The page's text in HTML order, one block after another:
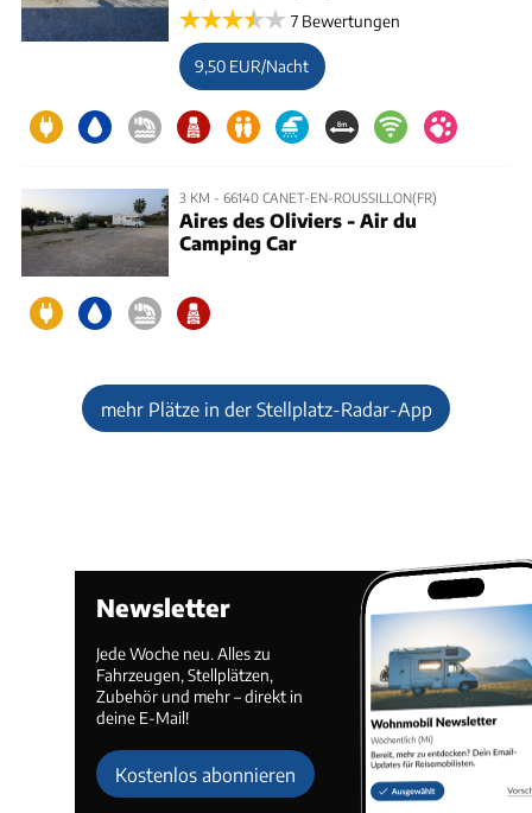
7 Bewertungen
9,50 EUR/Nacht
3 KM - 66140 CANET-EN-ROUSSILLON(FR)
Aires des Oliviers - Air du
Camping Car
mehr Plätze in der Stellplatz-Radar-App
Newsletter
Jede Woche neu. Alles zu
Fahrzeugen, Stellplätzen,
Zubehör und mehr – direkt in
deine E-Mail!
Kostenlos abonnieren